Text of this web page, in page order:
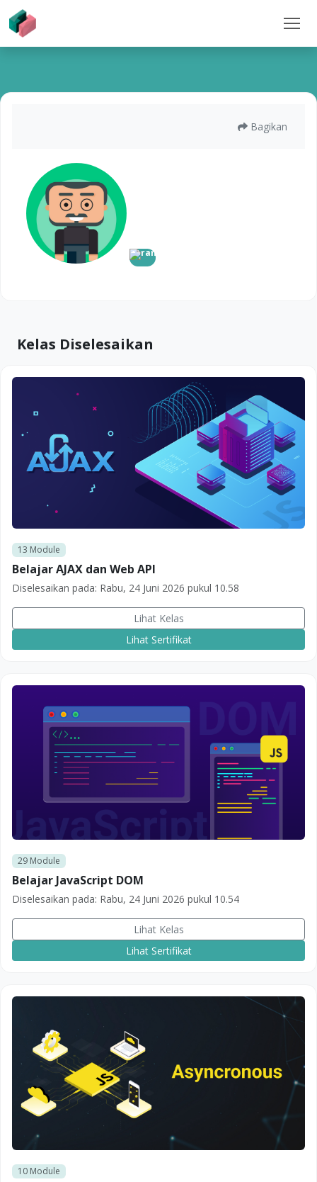
Bagikan
Kelas Diselesaikan
13 Module
Belajar AJAX dan Web API
Diselesaikan pada: Rabu, 24 Juni 2026 pukul 10.58
Lihat Kelas
Lihat Sertifikat
29Module
Belajar JavaScript DOM
Diselesaikan pada: Rabu, 24 Juni 2026 pukul 10.54
Lihat Kelas
Lihat Sertifikat
10Module